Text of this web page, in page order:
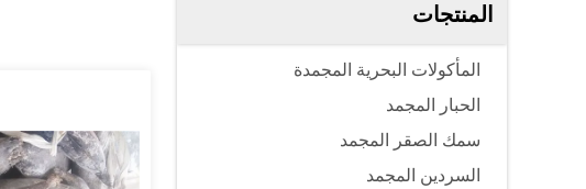
المنتجات
المأكولات البحرية المجمدة
الحبار المجمد
سمك الصقر المجمد
السردين المجمد